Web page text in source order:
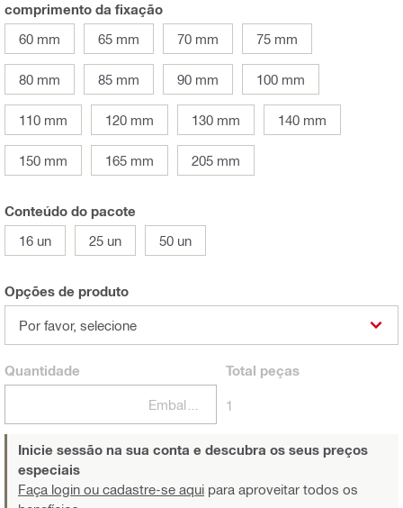
comprimento da fixação
60 mm
65 mm 70 mm 75 mm
80 mm 85 mm 90 mm 100 mm
110 mm 120 mm 130 mm 140 mm
150 mm 165 mm 205 mm
Conteúdo do pacote
16 un
25 un 50 un
Opções de produto
Por favor, selecione
Quantidade Total peças
1
Inicie sessão na sua conta e descubra os seus preços
especiais
Faça login ou cadastre-se aqui para aproveitar todos os